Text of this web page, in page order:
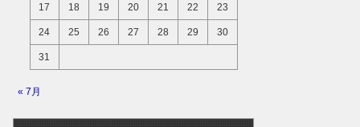
17 18 19 20 21 22 23
24 25 26 27 28 29 30
31
« 7月